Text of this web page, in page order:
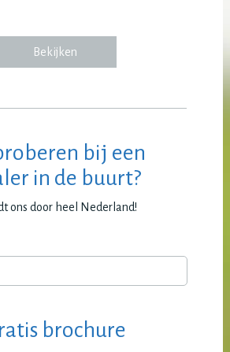
Bekijken
bij een
in de buurt?
ons door heel Nederland!
brochure